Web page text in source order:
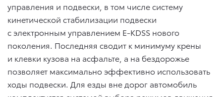
управления и подвески, в том числе систему
кинетической стабилизации подвески
с электронным управлением E-KDSS нового
поколения. Последняя сводит к минимуму крены
и клевки кузова на асфальте, а на бездорожье
позволяет максимально эффективно использовать
ходы подвески. Для езды вне дорог автомобиль